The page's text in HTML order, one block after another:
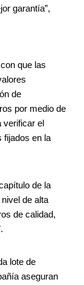
garantía”,
que las
de
por medio de
verificar el
fijados en la
de la
de alta
de calidad,
lote de
aseguran